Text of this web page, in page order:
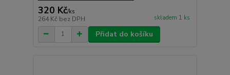
320 Kč/ks
264 Kč bez DPH skladem 1 ks
Přidat do košíku